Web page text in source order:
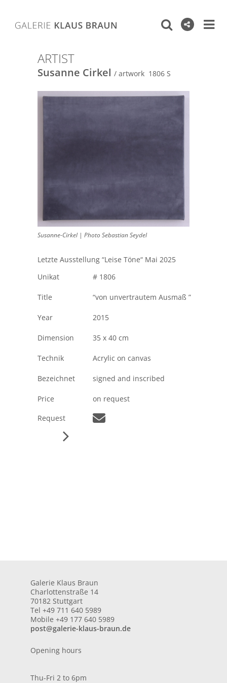
ARTIST
Susanne Cirkel / artwork 1806 S
Susanne-Cirkel | Photo Sebastian Seydel
Letzte Ausstellung “Leise Töne“ Mai 2025
Unikat
Title
Year
Dimension
Technik
Bezeichnet
Price
# 1806
“von unvertrautem Ausmaß ”
2015
35 x 40 cm
Acrylic on canvas
signed and inscribed
on request
Request
Galerie Klaus Braun
Charlottenstraße 14
70182 Stuttgart
Tel +49 711 640 5989
Mobile +49 177 640 5989
post@galerie-klaus-braun.de
Opening hours
Thu-Fri 2 to 6pm